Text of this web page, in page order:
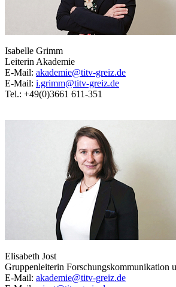
Isabelle Grimm
Leiterin Akademie
E-Mail: akademie@titv-greiz.de
E-Mail: i.grimm@titv-greiz.de
Tel.: +49(0)3661 611-351
Elisabeth Jost
Gruppenleiterin Forschungskommunikation
E-Mail: akademie@titv-greiz.de